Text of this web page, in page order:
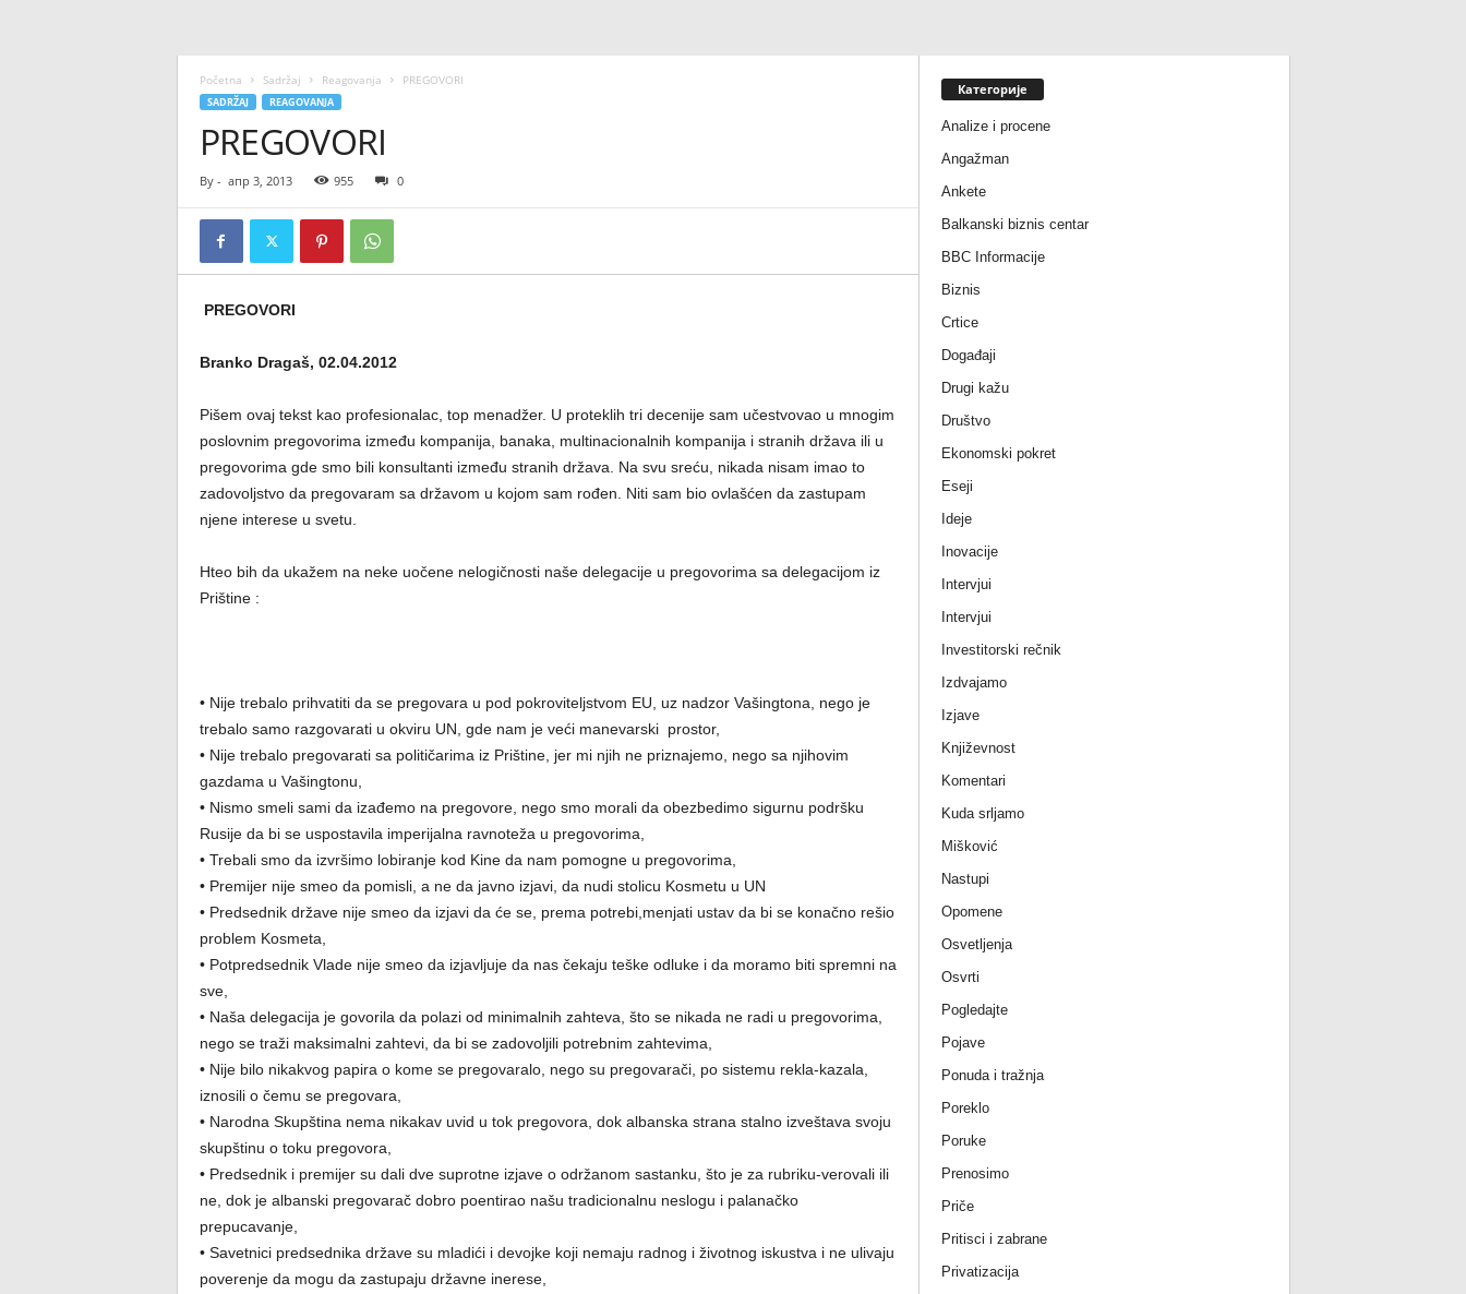
Početna Sadržaj Reagovanja PREGOVORI
SADRŽAJ REAGOVANJA
PREGOVORI
By - апр 3, 2013 955 0
PREGOVORI
Branko Dragaš, 02.04.2012
Pišem ovaj tekst kao profesionalac, top menadžer. U proteklih tri decenije sam učestvovao u mnogim
poslovnim pregovorima između kompanija, banaka, multinacionalnih kompanija i stranih država ili u
pregovorima gde smo bili konsultanti između stranih država. Na svu sreću, nikada nisam imao to
zadovoljstvo da pregovaram sa državom u kojom sam rođen. Niti sam bio ovlašćen da zastupam
njene interese u svetu.
Hteo bih da ukažem na neke uočene nelogičnosti naše delegacije u pregovorima sa delegacijom iz
Prištine :
• Nije trebalo prihvatiti da se pregovara u pod pokroviteljstvom EU, uz nadzor Vašingtona, nego je
trebalo samo razgovarati u okviru UN, gde nam je veći manevarski prostor,
• Nije trebalo pregovarati sa političarima iz Prištine, jer mi njih ne priznajemo, nego sa njihovim
gazdama u Vašingtonu,
• Nismo smeli sami da izađemo na pregovore, nego smo morali da obezbedimo sigurnu podršku
Rusije da bi se uspostavila imperijalna ravnoteža u pregovorima,
• Trebali smo da izvršimo lobiranje kod Kine da nam pomogne u pregovorima,
• Premijer nije smeo da pomisli, a ne da javno izjavi, da nudi stolicu Kosmetu u UN
• Predsednik države nije smeo da izjavi da će se, prema potrebi,menjati ustav da bi se konačno rešio
problem Kosmeta,
• Potpredsednik Vlade nije smeo da izjavljuje da nas čekaju teške odluke i da moramo biti spremni na
sve,
• Naša delegacija je govorila da polazi od minimalnih zahteva, što se nikada ne radi u pregovorima,
nego se traži maksimalni zahtevi, da bi se zadovoljili potrebnim zahtevima,
• Nije bilo nikakvog papira o kome se pregovaralo, nego su pregovarači, po sistemu rekla-kazala,
iznosili o čemu se pregovara,
• Narodna Skupština nema nikakav uvid u tok pregovora, dok albanska strana stalno izveštava svoju
skupštinu o toku pregovora,
• Predsednik i premijer su dali dve suprotne izjave o održanom sastanku, što je za rubriku-verovali ili
ne, dok je albanski pregovarač dobro poentirao našu tradicionalnu neslogu i palanačko
prepucavanje,
• Savetnici predsednika države su mladići i devojke koji nemaju radnog i životnog iskustva i ne ulivaju
poverenje da mogu da zastupaju državne inerese,
Категорије
Analize i procene
Angažman
Ankete
Balkanski biznis centar
BBC Informacije
Biznis
Crtice
Događaji
Drugi kažu
Društvo
Ekonomski pokret
Eseji
Ideje
Inovacije
Intervjui
Intervjui
Investitorski rečnik
Izdvajamo
Izjave
Književnost
Komentari
Kuda srljamo
Mišković
Nastupi
Opomene
Osvetljenja
Osvrti
Pogledajte
Pojave
Ponuda i tražnja
Poreklo
Poruke
Prenosimo
Priče
Pritisci i zabrane
Privatizacija